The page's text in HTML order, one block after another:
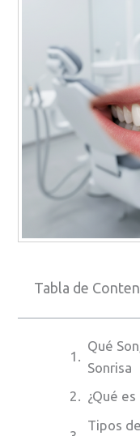
Tabla de
Qué
Sonrisa
¿Qué
Tipos